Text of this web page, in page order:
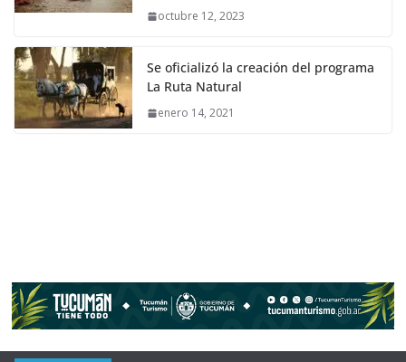
octubre 12, 2023
Se oficializó la creación del programa
La Ruta Natural
enero 14, 2021